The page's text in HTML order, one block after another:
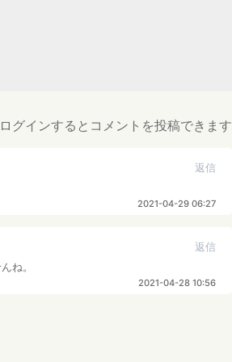
ログインするとコメントを投稿できます
返信
2021-04-29 06:27
返信
ね。
2021-04-28 10:56